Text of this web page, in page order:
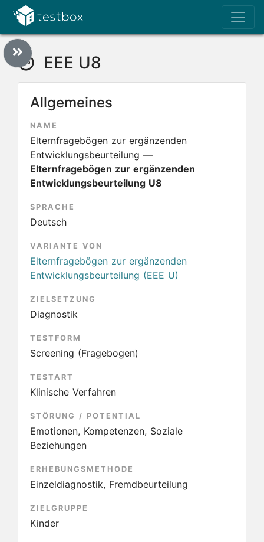
EEE U8
Allgemeines
NAME
Elternfragebögen zur ergänzenden
Entwicklungsbeurteilung —
Elternfragebögen zur ergänzenden
Entwicklungsbeurteilung U8
SPRACHE
Deutsch
VARIANTE VON
Elternfragebögen zur ergänzenden
Entwicklungsbeurteilung (EEE U)
ZIELSETZUNG
Diagnostik
TESTFORM
Screening (Fragebogen)
TESTART
Klinische Verfahren
STÖRUNG / POTENTIAL
Emotionen, Kompetenzen, Soziale
Beziehungen
ERHEBUNGSMETHODE
Einzeldiagnostik, Fremdbeurteilung
ZIELGRUPPE
Kinder